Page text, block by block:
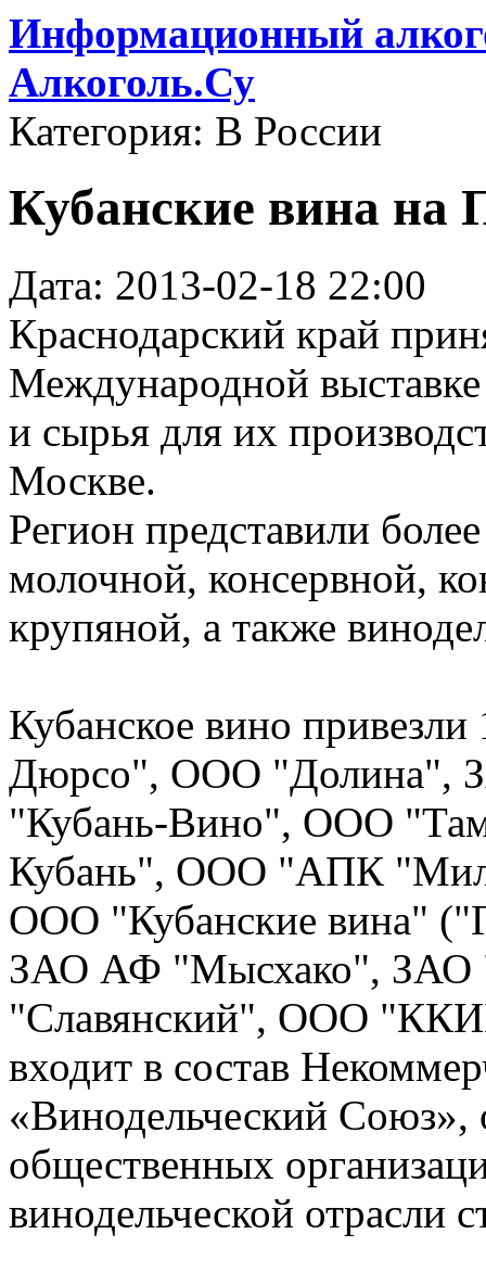
Информационный
Алкоголь.Су
Категория: В России
Кубанские вина на
Дата: 2013-02-18 22:00
Краснодарский край
Международной
и сырья для их
Москве.
Регион представили
молочной, консервной,
крупяной, а также
Кубанское вино
Дюрсо", ООО "Долина",
"Кубань-Вино", ООО
Кубань", ООО "АПК
ООО "Кубанские вина"
ЗАО АФ "Мысхако", ЗАО
"Славянский", ООО
входит в состав
«Винодельческий
общественных
винодельческой отрасли